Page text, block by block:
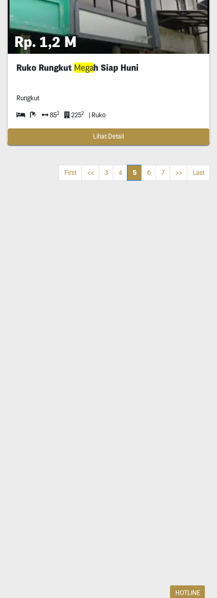
Rp. 1,2 M
Ruko Rungkut Megah Siap Huni
Rungkut
852 2252 | Ruko
Lihat Detail
First << 3 4 5 6 7 >> Last
HOTLINE